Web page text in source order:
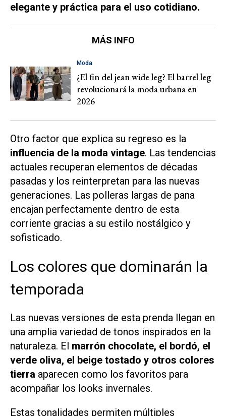
elegante y práctica para el uso cotidiano.
MÁS INFO
Moda
¿El fin del jean wide leg? El barrel leg
revolucionará la moda urbana en
2026
Otro factor que explica su regreso es la
influencia de la moda vintage. Las tendencias
actuales recuperan elementos de décadas
pasadas y los reinterpretan para las nuevas
generaciones. Las polleras largas de pana
encajan perfectamente dentro de esta
corriente gracias a su estilo nostálgico y
sofisticado.
Los colores que dominarán la
temporada
Las nuevas versiones de esta prenda llegan en
una amplia variedad de tonos inspirados en la
naturaleza. El marrón chocolate, el bordó, el
verde oliva, el beige tostado y otros colores
tierra aparecen como los favoritos para
acompañar los looks invernales.
Estas tonalidades permiten múltiples